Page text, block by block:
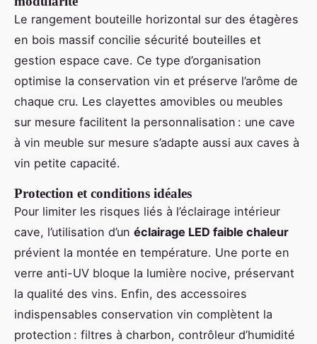
Le rangement bouteille horizontal sur des étagères
en bois massif concilie sécurité bouteilles et
gestion espace cave. Ce type d’organisation
optimise la conservation vin et préserve l’arôme de
chaque cru. Les clayettes amovibles ou meubles
sur mesure facilitent la personnalisation : une cave
à vin meuble sur mesure s’adapte aussi aux caves à
vin petite capacité.
Protection et conditions idéales
Pour limiter les risques liés à l’éclairage intérieur
cave, l’utilisation d’un éclairage LED faible chaleur
prévient la montée en température. Une porte en
verre anti-UV bloque la lumière nocive, préservant
la qualité des vins. Enfin, des accessoires
indispensables conservation vin complètent la
protection : filtres à charbon, contrôleur d’humidité